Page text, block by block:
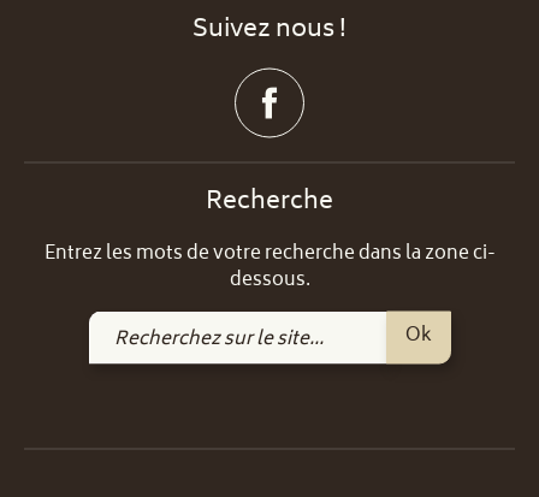
Suivez nous !
Recherche
Entrez les mots de votre recherche dans la zone ci-
dessous.
Recherchez
sur
le
Ok